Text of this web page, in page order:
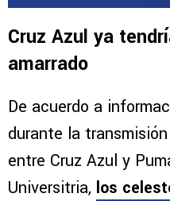
Cruz Azul ya
amarrado
De acuerdo a
durante la
entre Cruz Azul y
Universitria, los